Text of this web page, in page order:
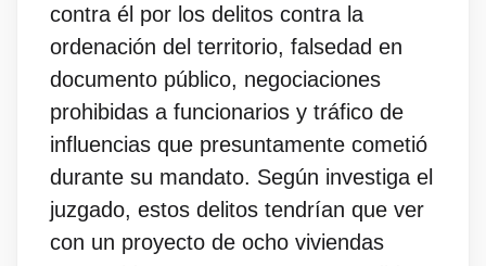
contra él por los delitos contra la
ordenación del territorio, falsedad en
documento público, negociaciones
prohibidas a funcionarios y tráfico de
influencias que presuntamente cometió
durante su mandato. Según investiga el
juzgado, estos delitos tendrían que ver
con un proyecto de ocho viviendas